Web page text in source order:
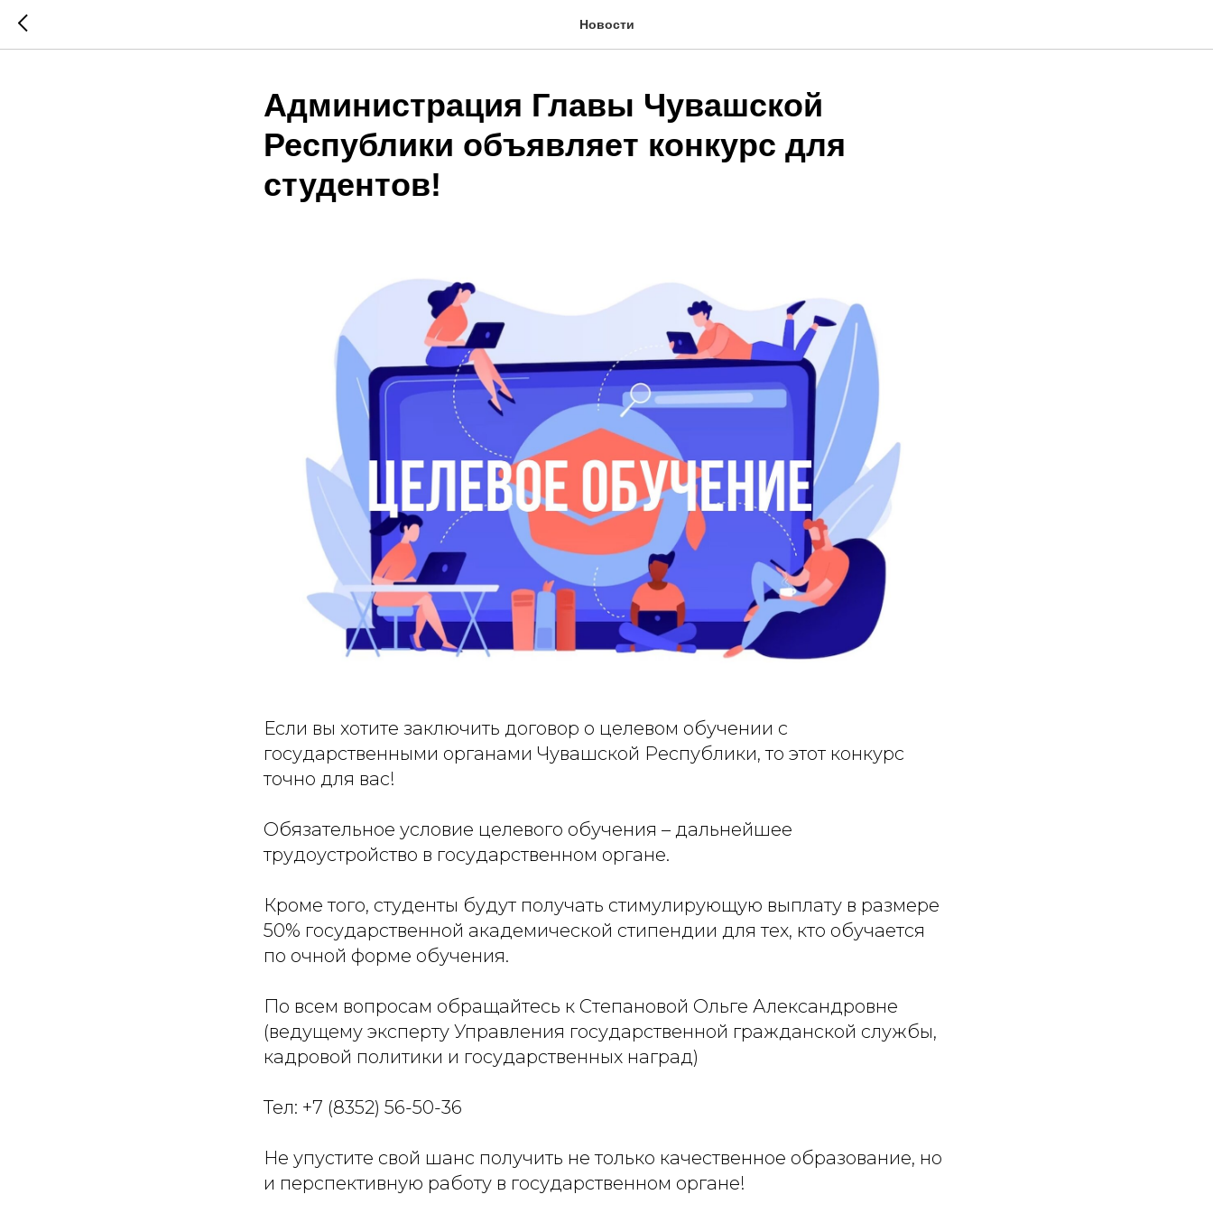
Новости
Администрация Главы Чувашской
Республики объявляет конкурс для
студентов!
Если вы хотите заключить договор о целевом обучении с
государственными органами Чувашской Республики, то этот конкурс
точно для вас!
Обязательное условие целевого обучения – дальнейшее
трудоустройство в государственном органе.
Кроме того, студенты будут получать стимулирующую выплату в размере
50% государственной академической стипендии для тех, кто обучается
по очной форме обучения.
По всем вопросам обращайтесь к Степановой Ольге Александровне
(ведущему эксперту Управления государственной гражданской службы,
кадровой политики и государственных наград)
Тел: +7 (8352) 56-50-36
Не упустите свой шанс получить не только качественное образование, но
и перспективную работу в государственном органе!